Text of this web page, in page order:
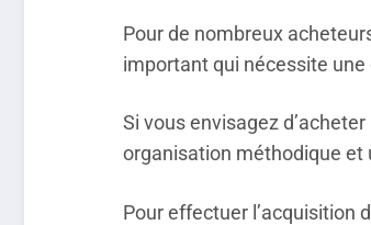
Pour de nombreux
important qui nécessite
Si vous envisagez
organisation méthodique
Pour effectuer l’acquisition